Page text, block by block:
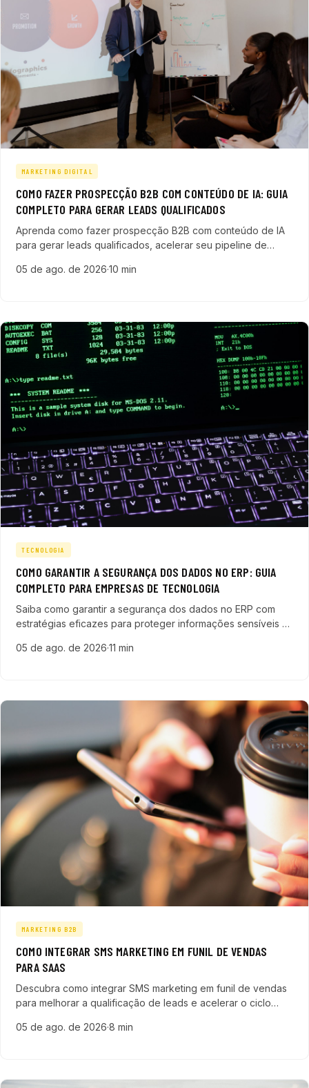
MARKETING DIGITAL
COMO FAZER PROSPECÇÃO B2B COM CONTEÚDO DE IA: GUIA
COMPLETO PARA GERAR LEADS QUALIFICADOS
Aprenda como fazer prospecção B2B com conteúdo de IA
para gerar leads qualificados, acelerar seu pipeline de
de tecnologia.
05 de ago. de 2026·10 min
TECNOLOGIA
COMO GARANTIR A SEGURANÇA DOS DADOS NO ERP: GUIA
COMPLETO PARA EMPRESAS DE TECNOLOGIA
Saiba como garantir a segurança dos dados no ERP com
estratégias eficazes para proteger informações sensíveis e
05 de ago. de 2026·11 min
MARKETING B2B
COMO INTEGRAR SMS MARKETING EM FUNIL DE VENDAS
PARA SAAS
Descubra como integrar SMS marketing em funil de vendas
para melhorar a qualificação de leads e acelerar o ciclo
05 de ago. de 2026·8 min